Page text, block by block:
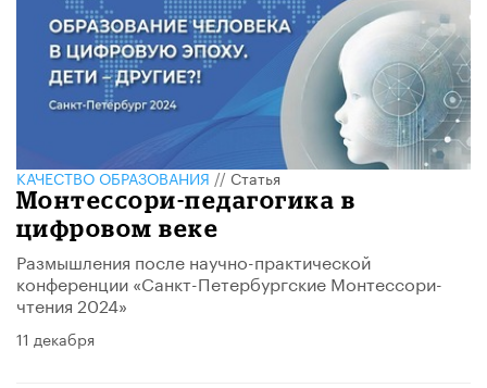
КАЧЕСТВО ОБРАЗОВАНИЯ//Статья
Монтессори-педагогика в
цифровом веке
Размышления после научно-практической
конференции «Санкт-Петербургские Монтессори-
чтения 2024»
11 декабря